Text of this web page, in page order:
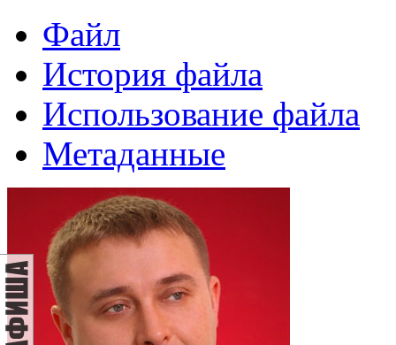
Файл
История файла
Использование файла
Метаданные